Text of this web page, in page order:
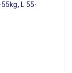
L 55-